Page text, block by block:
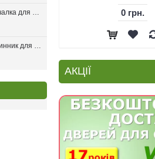
Рукавиця мочалка для лазні та хамаму двостороння з сизалі
Пісочний годинник для лазні Harvia Helmi Chocolate
0 грн.
АКЦІЇ